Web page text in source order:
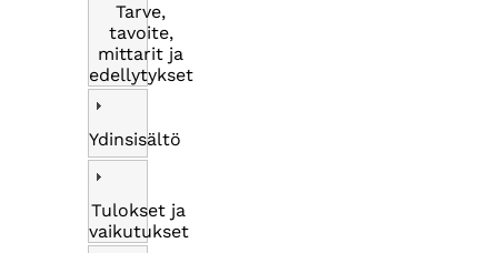
Tarve,
tavoite,
mittarit ja
edellytykset
Ydinsisältö
Tulokset ja
vaikutukset